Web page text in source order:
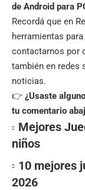
de Android para
Recordá que en
herramientas
contactarnos por
también en redes
noticias.
👉 ¿Usaste
tu comentario
Mejores
niños
10 mejores
2026